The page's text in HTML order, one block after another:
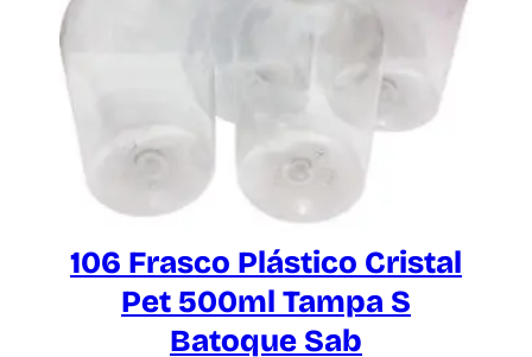
106 Frasco Plástico Cristal
Pet 500ml Tampa S
Batoque Sab